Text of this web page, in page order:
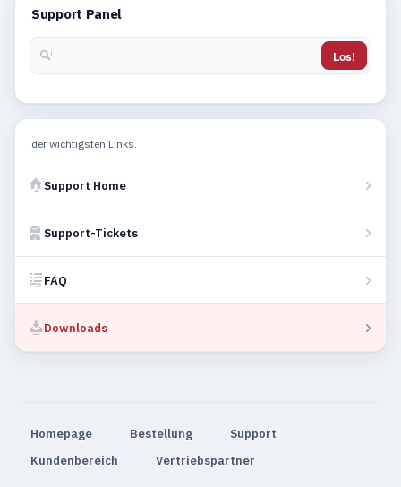
Support Panel
Los!
der wichtigsten Links.
Support Home
Support-Tickets
FAQ
Downloads
Homepage Bestellung
Support
Kundenbereich
Vertriebspartner